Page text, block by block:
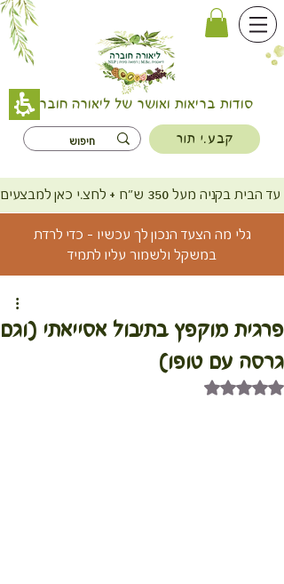
סודות בריאות ואושר של ליאורה חוברה
קבע.י תור
ש"ח + לחצ.י כאן למבצעים
גלי מה הצעד הנכון לך עכשיו - כדי לרדת
במשקל ולשמור עליו לתמיד
פרגית מוקפץ בתיבול אסייאתי (וגם
גרסה עם טופו)
דירוג של NaN מתוך 5 כוכבים